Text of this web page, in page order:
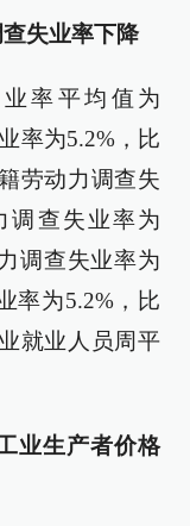
失业率下降
率平均值为
率为5.2%，比
劳动力调查失
调查失业率为
调查失业率为
率为5.2%，比
就业人员周平
业生产者价格